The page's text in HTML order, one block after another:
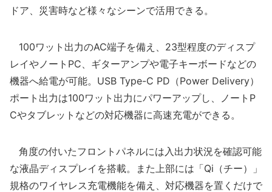
ドア、災害時など様々なシーンで活用できる。
100ワット出力のAC端子を備え、23型程度のディスプ
レイやノートPC、ギターアンプや電子キーボードなどの
機器へ給電が可能。USB Type-C PD（Power Delivery）
ポート出力は100ワット出力にパワーアップし、ノートP
Cやタブレットなどの対応機器に高速充電ができる。
角度の付いたフロントパネルには入出力状況を確認可能
な液晶ディスプレイを搭載。また上部には「Qi（チー）」
規格のワイヤレス充電機能を備え、対応機器を置くだけで